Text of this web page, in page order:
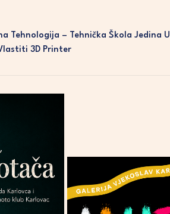
Tehnologija – Tehnička Škola Jedina U
3D Printer